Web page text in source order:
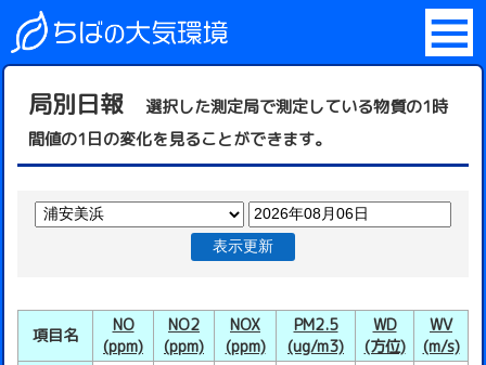
局別日報
選択した測定局で測定している物質の1時
間値の1日の変化を見ることができます。
表示更新
項目名
NO
(ppm)
NO2
(ppm)
NOX
(ppm)
PM2.5
(ug/m3)
WD
(方位)
WV
(m/s)